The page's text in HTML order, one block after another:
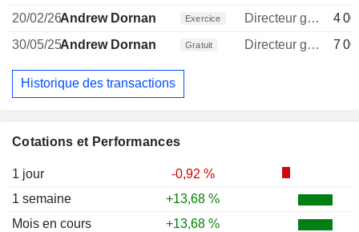
Cotations et Performances
1 jour
-0,92 %
1 semaine
+13,68 %
Mois en cours
+13,68 %
20/02/26Andrew Dornan Exercice Directeur general
4
30/05/25Andrew Dornan Gratuit Directeur general 7
Historique des transactions